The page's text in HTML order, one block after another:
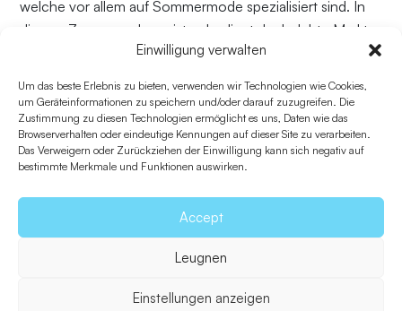
Einwilligung verwalten
Um das beste Erlebnis zu bieten, verwenden wir Technologien wie Cookies,
um Geräteinformationen zu speichern und/oder darauf zuzugreifen. Die
Zustimmung zu diesen Technologien ermöglicht es uns, Daten wie das
Browserverhalten oder eindeutige Kennungen auf dieser Site zu verarbeiten.
Das Verweigern oder Zurückziehen der Einwilligung kann sich negativ auf
bestimmte Merkmale und Funktionen auswirken.
Accept
Leugnen
Einstellungen anzeigen
welche vor allem auf Sommermode spezialisiert sind. In
diesem Zusammenhang ist unbedingt der belebte Markt
zu nennen, der im Sommer abends und nachts geöffnet
mit neuen Sandalen, Kunsthandwerksschmuck, Bikinis
und Badeanzügen mit originellen Mustern oder einer
Blumenkrone zu machen, um ganz in das Hippie-Feeling
der Insel einzutauchen.
hingewiesen werden, der dafür verantwortlich ist, dass
diese Gegend in einem solchem Maß für den Tourismus
seinen Namen, sondern ist zugleich auch der Name des